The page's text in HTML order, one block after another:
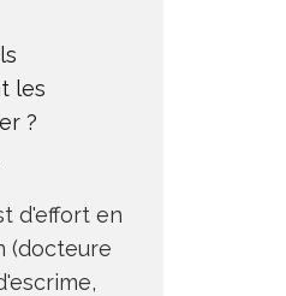
les
?
d'effort en
(docteure